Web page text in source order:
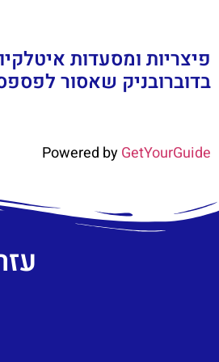
פיצריות ומסעדות
בדוברובניק שאסור
Powered byGetYourGuide